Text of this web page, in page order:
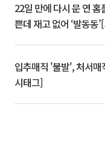
22일 만에 다시 문 연
쁜데 재고 없어 ‘발동동
입추매직 '불발', 처서매
시태그]